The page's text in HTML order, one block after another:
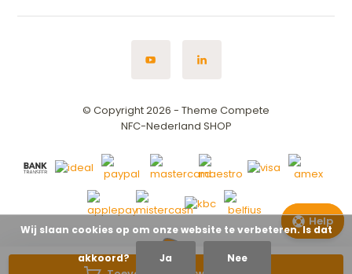
© Copyright 2026 - Theme Compete
NFC-Nederland SHOP
Vind de
Vraag
Help
Wij slaan cookies op om onze website te verbeteren. Is dat
akkoord? Ja Nee